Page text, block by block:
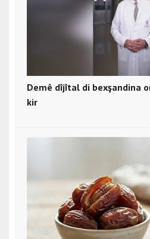
Demê dîjîtal di bexşandina
kir